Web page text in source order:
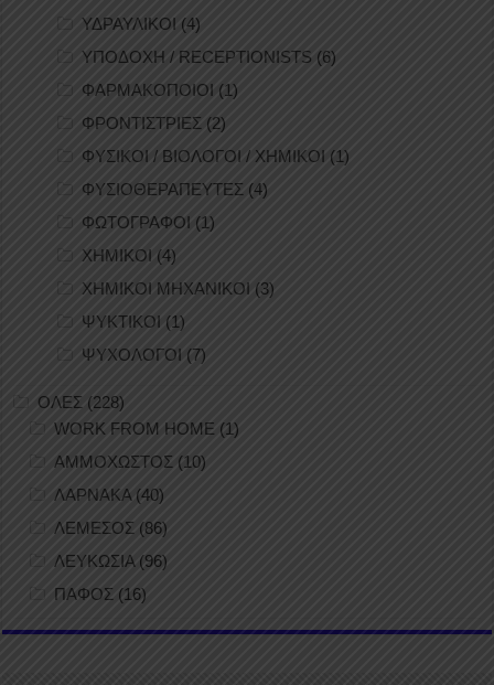
ΥΔΡΑΥΛΙΚΟΙ (4)
ΥΠΟΔΟΧΗ / RECEPTIONISTS (6)
ΦΑΡΜΑΚΟΠΟΙΟΙ (1)
ΦΡΟΝΤΙΣΤΡΙΕΣ (2)
ΦΥΣΙΚΟΙ / ΒΙΟΛΟΓΟΙ / ΧΗΜΙΚΟΙ (1)
ΦΥΣΙΟΘΕΡΑΠΕΥΤΕΣ (4)
ΦΩΤΟΓΡΑΦΟΙ (1)
ΧΗΜΙΚΟΙ (4)
ΧΗΜΙΚΟΙ ΜΗΧΑΝΙΚΟΙ (3)
ΨΥΚΤΙΚΟΙ (1)
ΨΥΧΟΛΟΓΟΙ (7)
ΟΛΕΣ (228)
WORK FROM HOME (1)
ΑΜΜΟΧΩΣΤΟΣ (10)
ΛΑΡΝΑΚΑ (40)
ΛΕΜΕΣΟΣ (86)
ΛΕΥΚΩΣΙΑ(96)
ΠΑΦΟΣ (16)